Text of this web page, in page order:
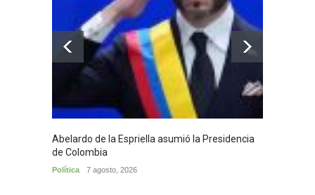
Abelardo de la Espriella asumió la Presidencia
de Colombia
Política 7 agosto, 2026